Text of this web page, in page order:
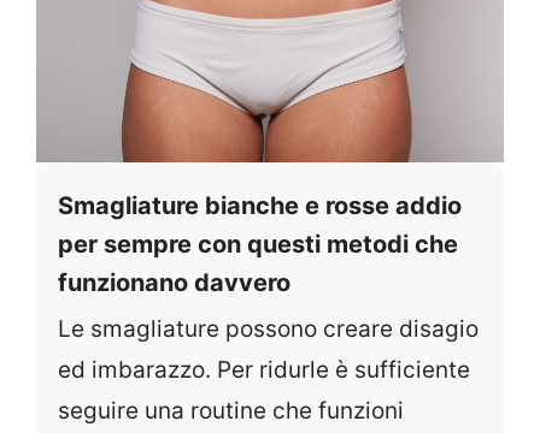
Smagliature bianche e rosse addio
per sempre con questi metodi che
funzionano davvero
Le smagliature possono creare disagio
ed imbarazzo. Per ridurle è sufficiente
seguire una routine che funzioni